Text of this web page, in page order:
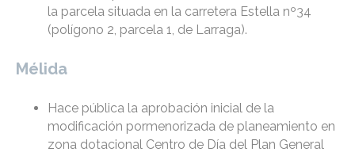
la parcela situada en la carretera Estella nº34
(polígono 2, parcela 1, de Larraga).
Mélida
Hace pública la aprobación inicial de la
modificación pormenorizada de planeamiento en
zona dotacional Centro de Día del Plan General